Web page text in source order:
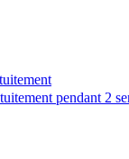
pendant 2